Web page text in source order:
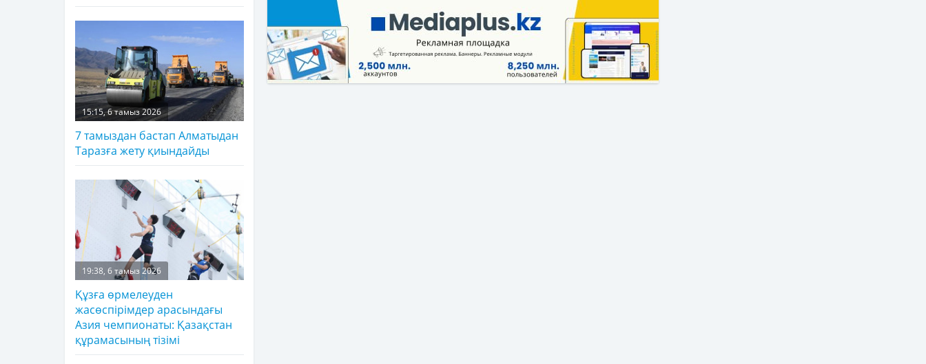
15:15, 6 тамыз 2026
7 тамыздан бастап Алматыдан
Таразға жету қиындайды
19:38, 6 тамыз 2026
Құзға өрмелеуден
жасөспірімдер арасындағы
Азия чемпионаты: Қазақстан
құрамасының тізімі